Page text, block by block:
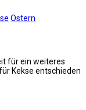
Ostern
für ein weiteres
Kekse entschieden